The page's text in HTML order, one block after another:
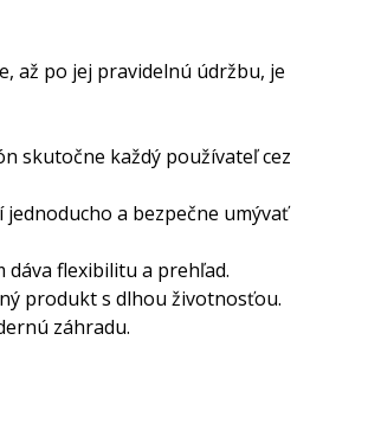
až po jej pravidelnú údržbu, je
skutočne každý používateľ cez
a bezpečne umývať
dáva flexibilitu a prehľad.
produkt s dlhou životnosťou.
záhradu.